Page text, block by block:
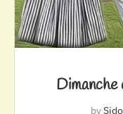
Dimanche
bySido